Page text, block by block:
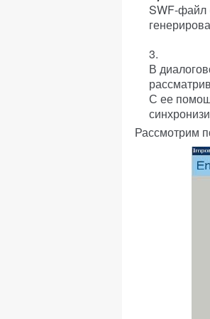
SWF-файл
В
С ее
Рассмотрим